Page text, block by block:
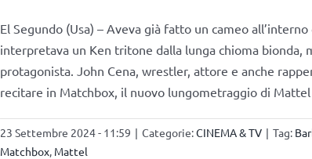
El Segundo (Usa) – Aveva già fatto un cameo
interpretava un Ken tritone dalla lunga chioma bionda,
protagonista. John Cena, wrestler, attore e anche
recitare in Matchbox, il nuovo lungometraggio di Mattel
23 Settembre 2024 - 11:59 | Categorie:CINEMA & TV | Tag:
Matchbox, Mattel